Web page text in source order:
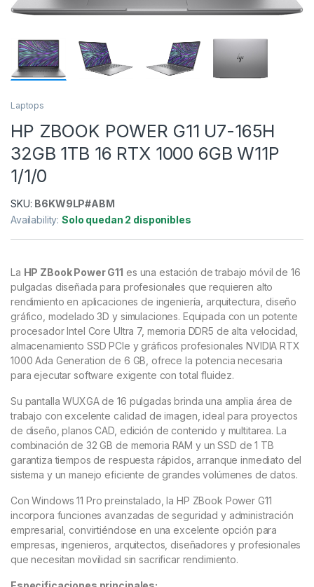
Laptops
HP ZBOOK POWER G11 U7-165H
32GB 1TB 16 RTX 1000 6GB W11P
1/1/0
SKU: B6KW9LP#ABM
Availability:Solo quedan 2 disponibles
La HP ZBook Power G11 es una estación de trabajo móvil de 16
pulgadas diseñada para profesionales que requieren alto
rendimiento en aplicaciones de ingeniería, arquitectura, diseño
gráfico, modelado 3D y simulaciones. Equipada con un potente
procesador Intel Core Ultra 7, memoria DDR5 de alta velocidad,
almacenamiento SSD PCIe y gráficos profesionales NVIDIA RTX
1000 Ada Generation de 6 GB, ofrece la potencia necesaria
para ejecutar software exigente con total fluidez.
Su pantalla WUXGA de 16 pulgadas brinda una amplia área de
trabajo con excelente calidad de imagen, ideal para proyectos
de diseño, planos CAD, edición de contenido y multitarea. La
combinación de 32 GB de memoria RAM y un SSD de 1 TB
garantiza tiempos de respuesta rápidos, arranque inmediato del
sistema y un manejo eficiente de grandes volúmenes de datos.
Con Windows 11 Pro preinstalado, la HP ZBook Power G11
incorpora funciones avanzadas de seguridad y administración
empresarial, convirtiéndose en una excelente opción para
empresas, ingenieros, arquitectos, diseñadores y profesionales
que necesitan movilidad sin sacrificar rendimiento.